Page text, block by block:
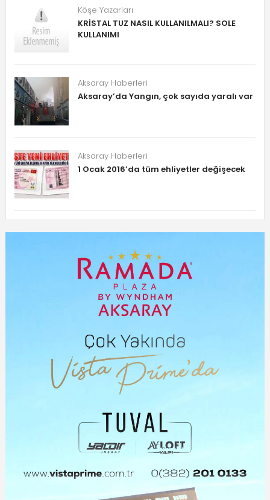
Köşe Yazarları
KRİSTAL TUZ NASIL KULLANILMALI? SOLE
KULLANIMI
Aksaray Haberleri
Aksaray’da Yangın, çok sayıda yaralı var
Aksaray Haberleri
1 Ocak 2016’da tüm ehliyetler değişecek